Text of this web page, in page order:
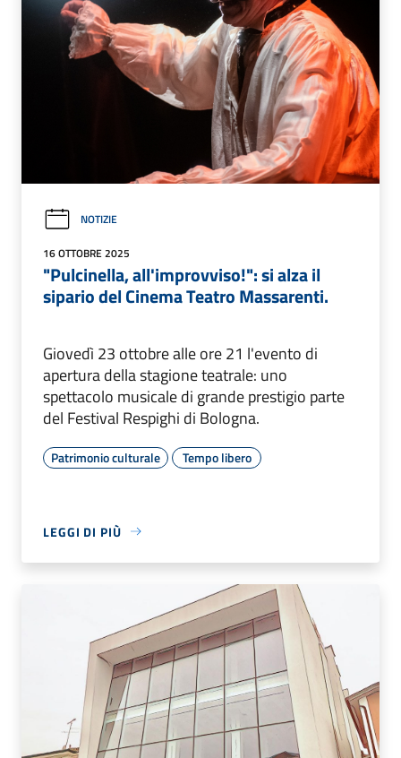
NOTIZIE
16 OTTOBRE 2025
"Pulcinella, all'improvviso!": si alza il
sipario del Cinema Teatro Massarenti.
Giovedì 23 ottobre alle ore 21 l'evento di
apertura della stagione teatrale: uno
spettacolo musicale di grande prestigio parte
del Festival Respighi di Bologna.
Patrimonio culturale Tempo libero
LEGGI DI PIÙ